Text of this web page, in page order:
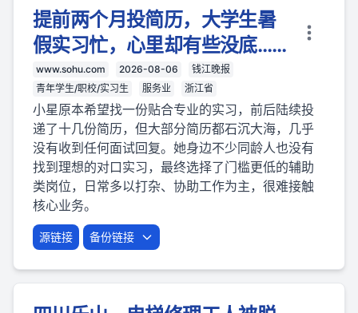
提前两个月投简历，大学生暑
假实习忙，心里却有些没底……
www.sohu.com 2026-08-06
钱江晚报
青年学生/职校/实习生
服务业 浙江省
小星原本希望找一份贴合专业的实习，前后陆续投
递了十几份简历，但大部分简历都石沉大海，几乎
没有收到任何面试回复。她身边不少同龄人也没有
找到理想的对口实习，最终选择了门槛更低的辅助
类岗位，日常多以打杂、协助工作为主，很难接触
核心业务。
源链接 备份链接